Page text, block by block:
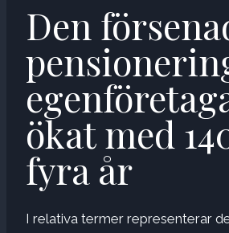
Den
ökat med
fyra år
I relativa termer representerar